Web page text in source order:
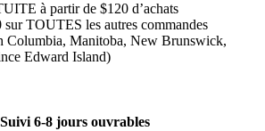
à partir de $120 d’achats
sur TOUTES les autres commandes
Columbia, Manitoba, New Brunswick,
Edward Island)
6-8 jours ouvrables